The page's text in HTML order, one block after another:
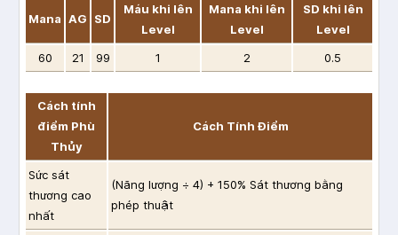
Mana AG SD
Máu khi lên
Level
Mana khi lên
Level
SD khi lên
Level
60
21 99 1 2 0.5
Cách tính
điểm Phù
Thủy
Cách Tính Điểm
Sức sát
thương cao
nhất
(Năng lượng ÷ 4) + 150% Sát thương bằng
phép thuật